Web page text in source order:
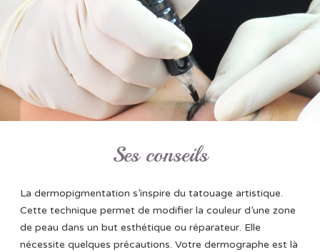
Ses conseils
La dermopigmentation s’inspire du tatouage artistique.
Cette technique permet de modifier la couleur d’une zone
de peau dans un but esthétique ou réparateur. Elle
nécessite quelques précautions. Votre dermographe est là